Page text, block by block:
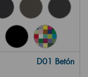
D01 Betón